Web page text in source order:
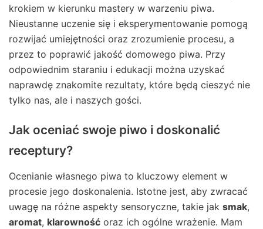
krokiem w kierunku mastery w warzeniu piwa.
Nieustanne uczenie się i eksperymentowanie pomogą
rozwijać umiejętności oraz zrozumienie procesu, a
przez to poprawić jakość domowego piwa. Przy
odpowiednim staraniu i edukacji można uzyskać
naprawdę znakomite rezultaty, które będą cieszyć nie
tylko nas, ale i naszych gości.
Jak oceniać swoje piwo i doskonalić
receptury?
Ocenianie własnego piwa to kluczowy element w
procesie jego doskonalenia. Istotne jest, aby zwracać
uwagę na różne aspekty sensoryczne, takie jak smak,
aromat, klarowność oraz ich ogólne wrażenie. Mam